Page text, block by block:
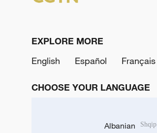
EXPLORE MORE
English
Español Français
CHOOSE YOUR LANGUAGE
Albanian Shqip